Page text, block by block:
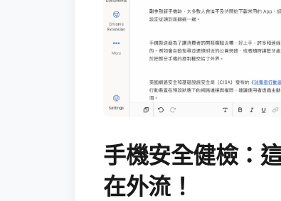
手機安全健檢：
在外流！